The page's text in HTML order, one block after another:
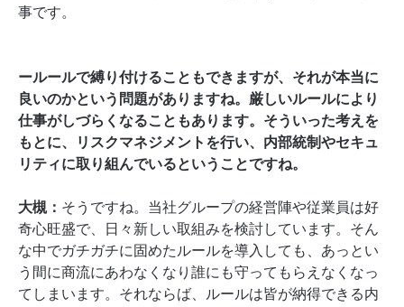
事です。
ールールで縛り付けることもできますが、それが本当に
良いのかという問題がありますね。厳しいルールにより
仕事がしづらくなることもあります。そういった考えを
もとに、リスクマネジメントを行い、内部統制やセキュ
リティに取り組んでいるということですね。
大槻： そうですね。当社グループの経営陣や従業員は好
奇心旺盛で、日々新しい取組みを検討しています。そん
な中でガチガチに固めたルールを導入しても、あっとい
う間に商流にあわなくなり誰にも守ってもらえなくなっ
てしまいます。それならば、ルールは皆が納得できる内